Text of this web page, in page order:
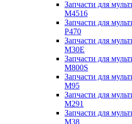
Запчасти для
M4516
Запчасти для
P470
Запчасти для
M30E
Запчасти для
M800S
Запчасти для
M95
Запчасти для
M291
Запчасти для
M38